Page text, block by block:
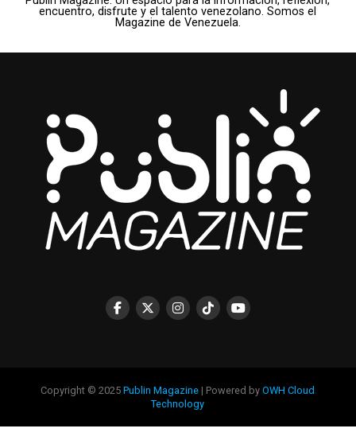
encuentro, disfrute y el talento venezolano. Somos el
Magazine de Venezuela.
Copyright © 2025Publin Magazine | Powered byOWH Cloud
Technology